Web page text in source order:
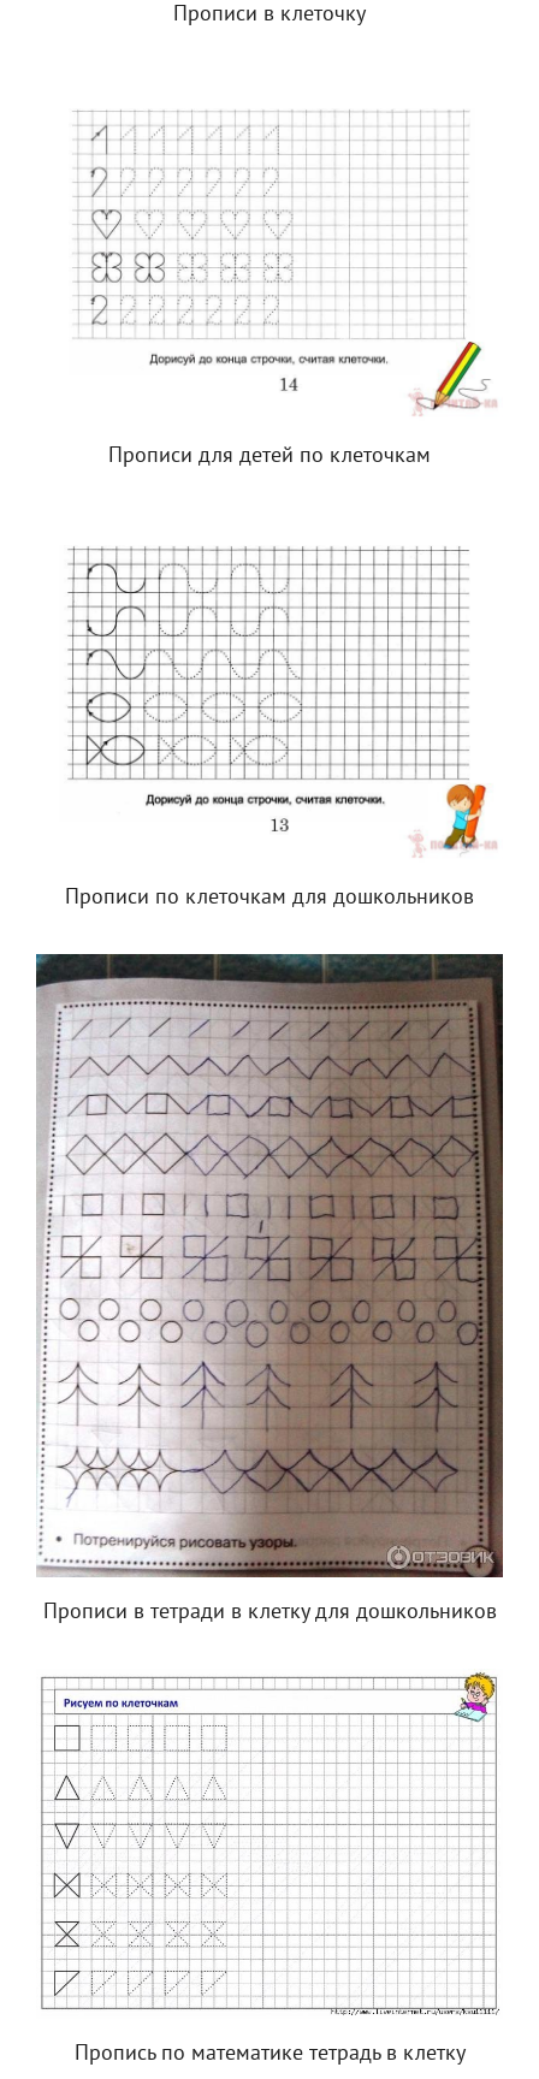
Прописи в клеточку
Прописи для детей по клеточкам
Прописи по клеточкам для дошкольников
Прописи в тетради в клетку для дошкольников
Пропись по математике тетрадь в клетку